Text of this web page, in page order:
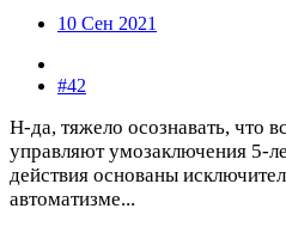
10 Сен 2021
#42
Н-да, тяжело осознавать, что
управляют умозаключения 5-
действия основаны
автоматизме...